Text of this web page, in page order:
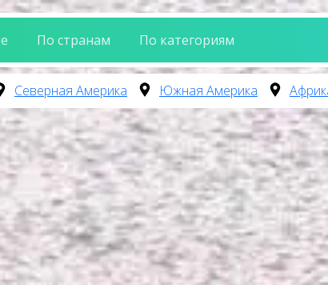
По странам По категориям
Северная Америка Южная Америка